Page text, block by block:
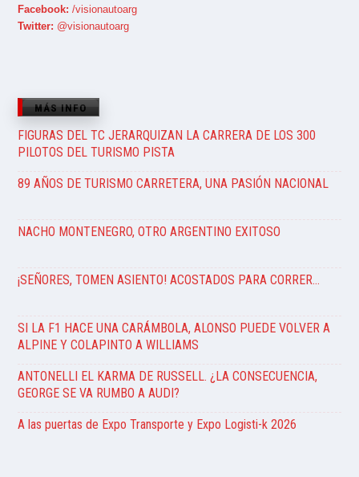
Facebook: /visionautoarg
Twitter: @visionautoarg
MÁS INFO
FIGURAS DEL TC JERARQUIZAN LA CARRERA DE LOS 300
PILOTOS DEL TURISMO PISTA
89 AÑOS DE TURISMO CARRETERA, UNA PASIÓN NACIONAL
NACHO MONTENEGRO, OTRO ARGENTINO EXITOSO
¡SEÑORES, TOMEN ASIENTO! ACOSTADOS PARA CORRER…
SI LA F1 HACE UNA CARÁMBOLA, ALONSO PUEDE VOLVER A
ALPINE Y COLAPINTO A WILLIAMS
ANTONELLI EL KARMA DE RUSSELL. ¿LA CONSECUENCIA,
GEORGE SE VA RUMBO A AUDI?
A las puertas de Expo Transporte y Expo Logisti-k 2026